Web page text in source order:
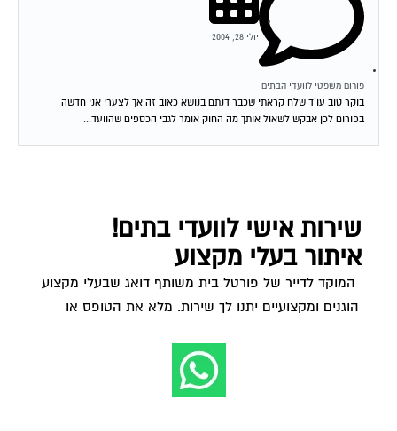
פורום משפטי לוועדי הבתים
יולי 28, 2004
בוקר טוב עו´ד שלח קראתי שכבר דנתם בנושא כאוב זה אך לצערי אני חדשה
בפורום לכן אבקש לשאול אותך מה החוק אומר לגבי הכספים שהוועד...
שירות אישי לוועדי בתים!
איתור בעלי מקצוע
המוקד לדייר של פורטל בית משותף דואג שבעלי מקצוע
הוגנים ומקצועיים יתנו לך שירות. מלא את הטופס או